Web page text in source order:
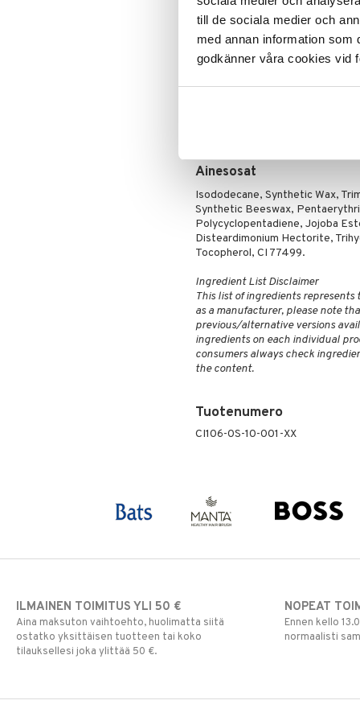
till de sociala medier och
med annan information som
godkänner våra cookies vid
volyymi voi vaihdella päivästä
suosikin meikkipussissasi.
kampautumaan läpi ripsiesi,
Suunniteltu kevyelle,
vaikuttavalla volyymilla koko
kosteuttavan ja volyymia
rakennettavaa, kevyttä
Klassisesti muotoiltu harja
SILMÄLÄÄKÄRIN TESTAAMA
Ainesosat
Isododecane, Synthetic Wax,
Synthetic Beeswax,
Polycyclopentadiene, Jojoba
Disteardimonium Hectorite,
Tocopherol, CI 77499.
Ingredient List Disclaimer
This list of ingredients
as a manufacturer, please note
previous/alternative versions
ingredients on each individual
consumers always check
the content.
Tuotenumero
CI106-0S-10-001-XX
ILMAINEN TOIMITUS YLI 50 €
Aina maksuton vaihtoehto, huolimatta siitä
ostatko yksittäisen tuotteen tai koko
tilauksellesi joka ylittää 50 €.
NOPEAT
Ennen kello
normaalisti